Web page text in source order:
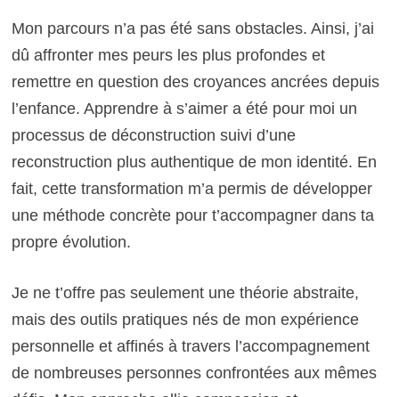
Mon parcours n’a pas été sans obstacles. Ainsi, j’ai
dû affronter mes peurs les plus profondes et
remettre en question des croyances ancrées depuis
l’enfance. Apprendre à s’aimer a été pour moi un
processus de déconstruction suivi d’une
reconstruction plus authentique de mon identité. En
fait, cette transformation m’a permis de développer
une méthode concrète pour t’accompagner dans ta
propre évolution.
Je ne t’offre pas seulement une théorie abstraite,
mais des outils pratiques nés de mon expérience
personnelle et affinés à travers l’accompagnement
de nombreuses personnes confrontées aux mêmes